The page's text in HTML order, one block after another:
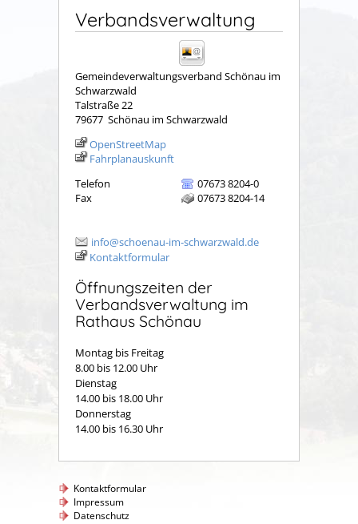
Verbandsverwaltung
Gemeindeverwaltungsverband Schönau im
Schwarzwald
Talstraße 22
79677 Schönau im Schwarzwald
OpenStreetMap
Fahrplanauskunft
Telefon
07673 8204-0
Fax
07673 8204-14
info@schoenau-im-schwarzwald.de
Kontaktformular
Öffnungszeiten der
Verbandsverwaltung im
Rathaus Schönau
Montag bis Freitag
8.00 bis 12.00 Uhr
Dienstag
14.00 bis 18.00 Uhr
Donnerstag
14.00 bis 16.30 Uhr
Kontaktformular
Impressum
Datenschutz